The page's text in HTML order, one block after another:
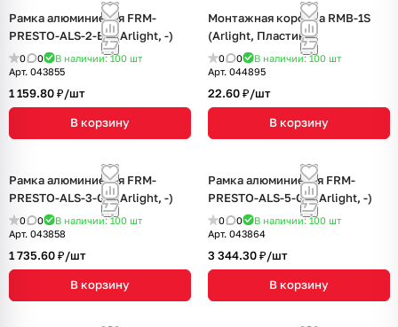
Рамка алюминиевая FRM-
PRESTO-ALS-2-BK (Arlight, -)
0 0 В наличии: 100 шт
Арт. 043855
1 159.80 ₽/шт
В корзину
Монтажная коробка RMB-1S
(Arlight, Пластик)
0 0 В наличии: 100 шт
Арт. 044895
22.60 ₽/шт
В корзину
Рамка алюминиевая FRM-
PRESTO-ALS-3-GR (Arlight, -)
0 0 В наличии: 100 шт
Арт. 043858
1 735.60 ₽/шт
В корзину
Рамка алюминиевая FRM-
PRESTO-ALS-5-GR (Arlight, -)
0 0 В наличии: 100 шт
Арт. 043864
3 344.30 ₽/шт
В корзину